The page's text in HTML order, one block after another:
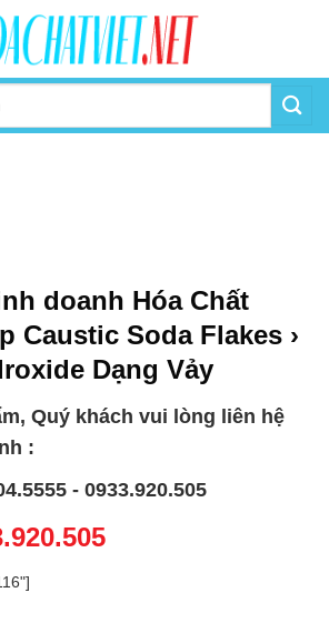
doanh Hóa Chất
Caustic Soda Flakes ›
Dạng Vảy
Quý khách vui lòng liên hệ
:
- 0933.920.505